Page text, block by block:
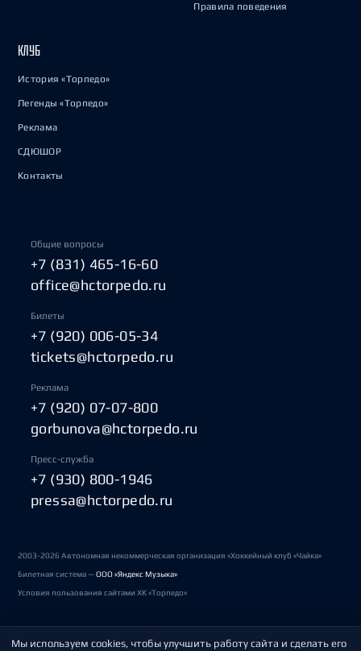
Правила поведения
КЛУБ
История «Торпедо»
Легенды «Торпедо»
Реклама
СДЮШОР
Контакты
Общие вопросы
+7 (831) 465-16-60
office@hctorpedo.ru
Билеты
+7 (920) 006-05-34
tickets@hctorpedo.ru
Реклама
+7 (920) 07-07-800
gorbunova@hctorpedo.ru
Пресс-служба
+7 (930) 800-1946
pressa@hctorpedo.ru
2003-2026 Автономная некоммерческая организация «Хоккейный клуб «Чайка»
Билетная система —ООО «Яндекс Музыка»
Условия пользования сайтами ХК «Торпедо»
Политика обработки персональных данных
Мы используем cookies, чтобы улучшить работу сайта и сделать его